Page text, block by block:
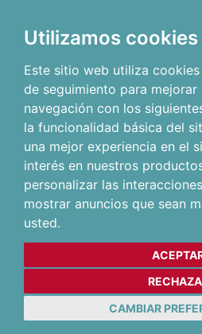
Utilizamos cookies
Este sitio web utiliza
de seguimiento para mejorar
navegación con los
la funcionalidad básica del
una mejor experiencia en el
interés en nuestros
personalizar las
mostrar anuncios que sean
usted.
CAMBIAR